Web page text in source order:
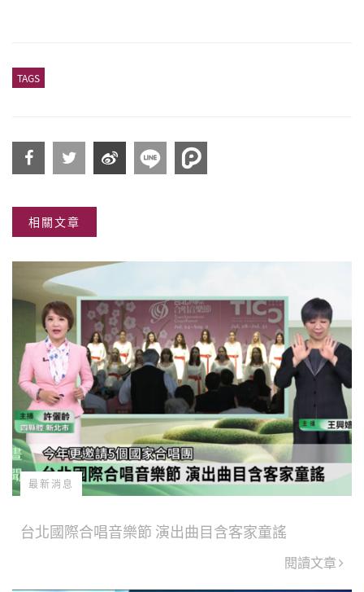
TAGS
到
相關文章
最新消息
台北國際合唱音樂節 演出曲目含客家童謠
閱讀文章